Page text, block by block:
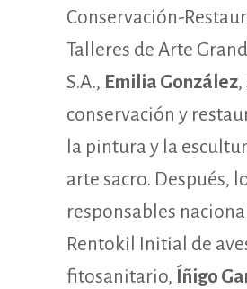
Conservación-
Talleres de Arte
S.A., Emilia González
conservación y
la pintura y la
arte sacro. Después,
responsables
Rentokil Initial de
fitosanitario, Íñigo